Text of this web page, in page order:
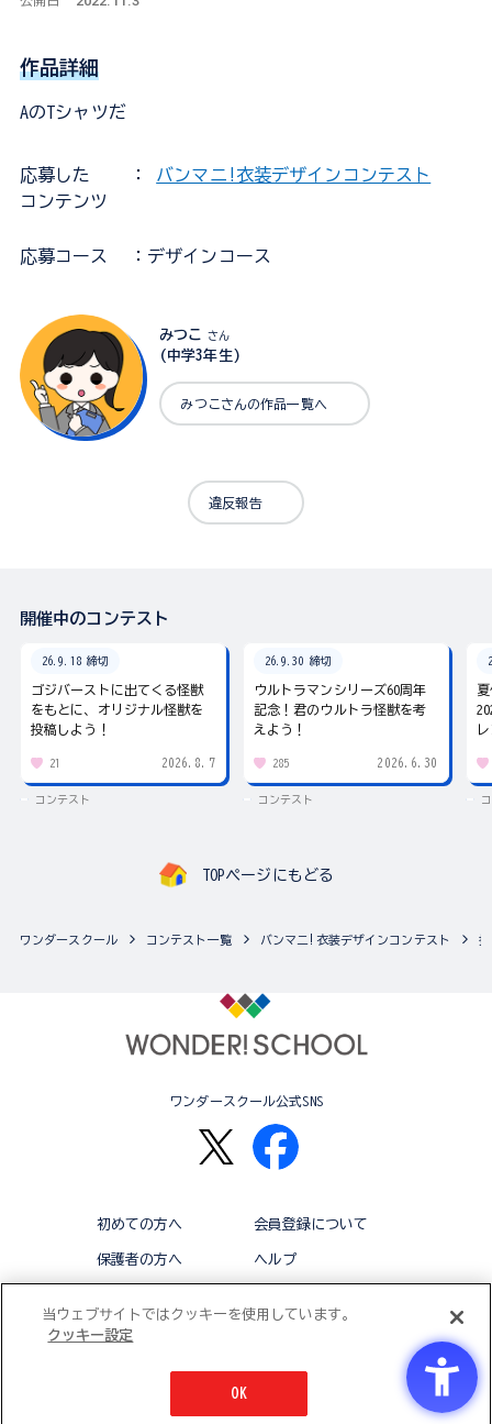
作品詳細
AのTシャツだ
応募した
コンテンツ
： バンマニ!衣装デザインコンテスト
応募コース ：デザインコース
みつこ さん
(中学3年生)
みつこさんの作品一覧へ
違反報告
開催中のコンテスト
26.9.18 締切
ゴジバーストに出てくる怪獣
をもとに、オリジナル怪獣を
投稿しよう！
21 2026.8.7
コンテスト
26.9.30 締切
ウルトラマンシリーズ60周年
記念！君のウルトラ怪獣を考
えよう！
285 2026.6.30
コンテスト
TOPページにもどる
ワンダースクール コンテスト一覧 バンマニ!衣装デザインコンテスト
ワンダースクール公式SNS
初めての方へ 会員登録について
保護者の方へ ヘルプ
© BANDAI CO.,LTD 2015 ALL RIGHTS RESERVED
当ウェブサイトではクッキーを使用しています。
クッキー設定
OK